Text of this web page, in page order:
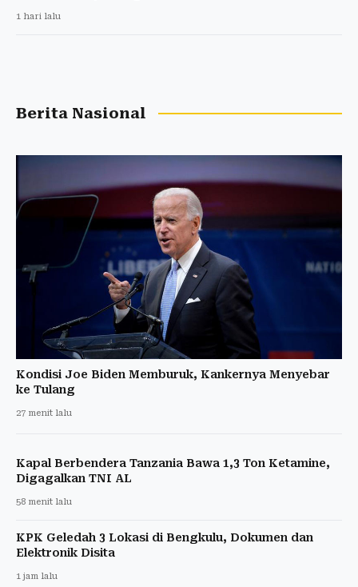
1 hari lalu
Berita Nasional
Kondisi Joe Biden Memburuk, Kankernya Menyebar
ke Tulang
27 menit lalu
Kapal Berbendera Tanzania Bawa 1,3 Ton Ketamine,
Digagalkan TNI AL
58 menit lalu
KPK Geledah 3 Lokasi di Bengkulu, Dokumen dan
Elektronik Disita
1 jam lalu